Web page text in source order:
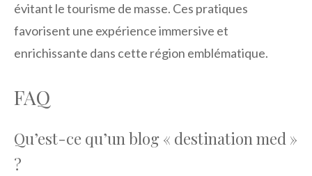
évitant le tourisme de masse. Ces pratiques
favorisent une expérience immersive et
enrichissante dans cette région emblématique.
FAQ
Qu’est-ce qu’un blog « destination med »
?